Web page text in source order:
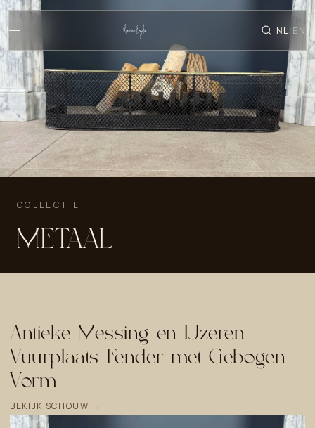
NL/EN
COLLECTIE
METAAL
Antieke Messing en IJzeren
Vuurplaats Fender met Gebogen
Vorm
BEKIJK SCHOUW →